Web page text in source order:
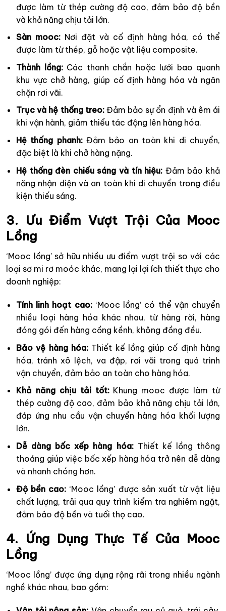
được làm từ thép cường độ cao, đảm bảo độ bền
và khả năng chịu tải lớn.
Sàn mooc: Nơi đặt và cố định hàng hóa, có thể
được làm từ thép, gỗ hoặc vật liệu composite.
Thành lồng:Các thanh chắn hoặc lưới bao quanh
khu vực chở hàng, giúp cố định hàng hóa và ngăn
chặn rơi vãi.
Trục và hệ thống treo:Đảm bảo sự ổn định và êm ái
khi vận hành, giảm thiểu tác động lên hàng hóa.
Hệ thống phanh:Đảm bảo an toàn khi di chuyển,
đặc biệt là khi chở hàng nặng.
Hệ thống đèn chiếu sáng và tín hiệu: Đảm bảo khả
năng nhận diện và an toàn khi di chuyển trong điều
kiện thiếu sáng.
3. Ưu Điểm Vượt Trội Của Mooc
Lồng
‘Mooc lồng’ sở hữu nhiều ưu điểm vượt trội so với các
loại sơ mi rơ moóc khác, mang lại lợi ích thiết thực cho
doanh nghiệp:
Tính linh hoạt cao:‘Mooc lồng’ có thể vận chuyển
nhiều loại hàng hóa khác nhau, từ hàng rời, hàng
đóng gói đến hàng cồng kềnh, không đồng đều.
Bảo vệ hàng hóa:Thiết kế lồng giúp cố định hàng
hóa, tránh xô lệch, va đập, rơi vãi trong quá trình
vận chuyển, đảm bảo an toàn cho hàng hóa.
Khả năng chịu tải tốt:Khung mooc được làm từ
thép cường độ cao, đảm bảo khả năng chịu tải lớn,
đáp ứng nhu cầu vận chuyển hàng hóa khối lượng
lớn.
Dễ dàng bốc xếp hàng hóa:Thiết kế lồng thông
thoáng giúp việc bốc xếp hàng hóa trở nên dễ dàng
và nhanh chóng hơn.
Độ bền cao: ‘Mooc lồng’ được sản xuất từ vật liệu
chất lượng, trải qua quy trình kiểm tra nghiêm ngặt,
đảm bảo độ bền và tuổi thọ cao.
4. Ứng Dụng Thực Tế Của Mooc
Lồng
‘Mooc lồng’ được ứng dụng rộng rãi trong nhiều ngành
nghề khác nhau, bao gồm: